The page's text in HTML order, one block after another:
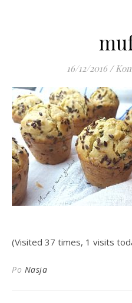
16/12/2016 /
(Visited 37 times, 1 visits
Po Nasja